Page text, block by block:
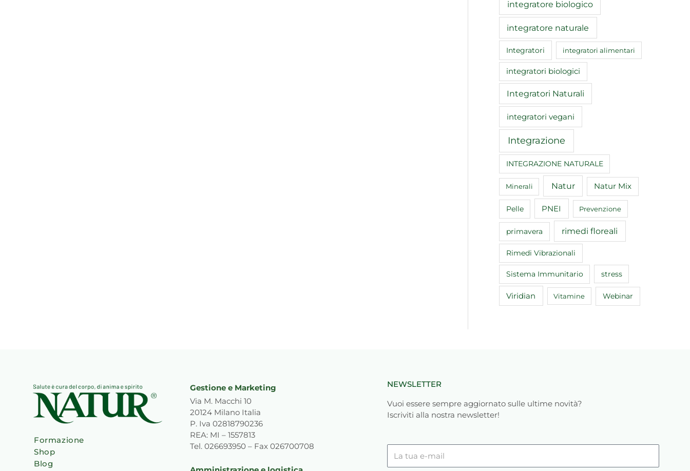
integratore biologico
integratore naturale
Integratori integratori alimentari
integratori biologici
Integratori Naturali
integratori vegani
Integrazione
INTEGRAZIONE NATURALE
Minerali Natur Natur Mix
Pelle PNEI Prevenzione
primavera rimedi floreali
Rimedi Vibrazionali
Sistema Immunitario stress
Viridian Vitamine Webinar
Formazione
Shop
Blog
Gestione e Marketing
Via M. Macchi 10
20124 Milano Italia
P. Iva 02818790236
REA: MI – 1557813
Tel. 026693950 – Fax 026700708
NEWSLETTER
Vuoi essere sempre aggiornato sulle ultime novità?
Iscriviti alla nostra newsletter!
tua